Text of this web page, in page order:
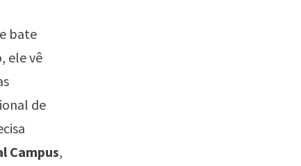
bate
ele vê
de
Campus,